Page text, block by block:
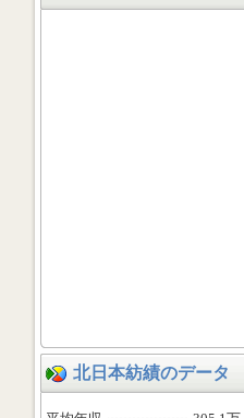
北日本紡績のデータ